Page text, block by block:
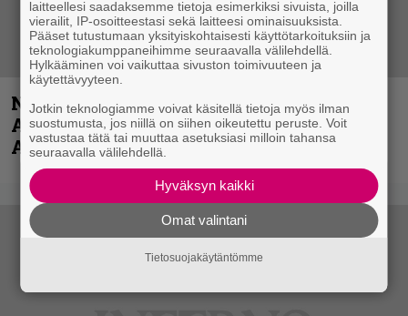
Näin lähtee Ghostin Tobias Forgelta
Accept – menossa mukana myös
Anthrax- ja Korn-miehistöä
laitteellesi saadaksemme tietoja esimerkiksi sivuista, joilla
vierailit, IP-osoitteestasi sekä laitteesi ominaisuuksista.
Pääset tutustumaan yksityiskohtaisesti käyttötarkoituksiin ja
teknologiakumppaneihimme seuraavalla välilehdellä.
Hylkääminen voi vaikuttaa sivuston toimivuuteen ja
käytettävyyteen.
Jotkin teknologiamme voivat käsitellä tietoja myös ilman
suostumusta, jos niillä on siihen oikeutettu peruste. Voit
vastustaa tätä tai muuttaa asetuksiasi milloin tahansa
seuraavalla välilehdellä.
Hyväksyn kaikki
Omat valintani
Tietosuojakäytäntömme